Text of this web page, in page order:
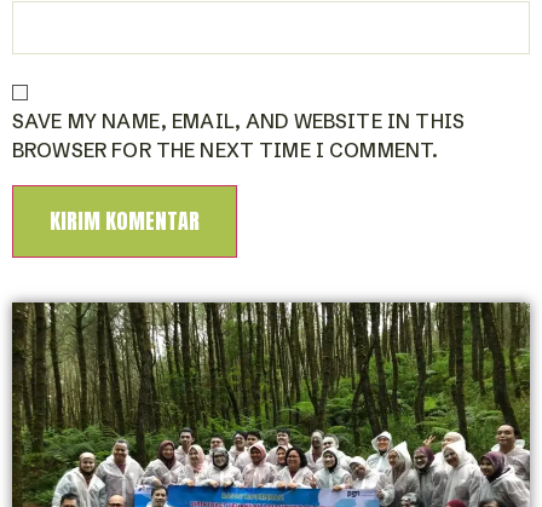
SAVE MY NAME, EMAIL, AND WEBSITE IN THIS
BROWSER FOR THE NEXT TIME I COMMENT.